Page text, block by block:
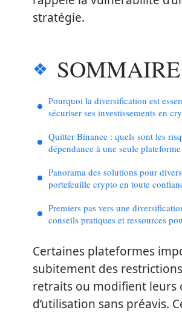
stratégie.
SOMMAIRE
Pourquoi la diversification est
sécuriser ses investissements en
Quitter Binance : quels sont les
dépendance à une seule
Panorama des solutions pour
portefeuille crypto en toute
Premiers pas vers une
conseils pratiques et ressources
Certaines plateformes
subitement des
retraits ou modifient leurs
d’utilisation sans préavis.